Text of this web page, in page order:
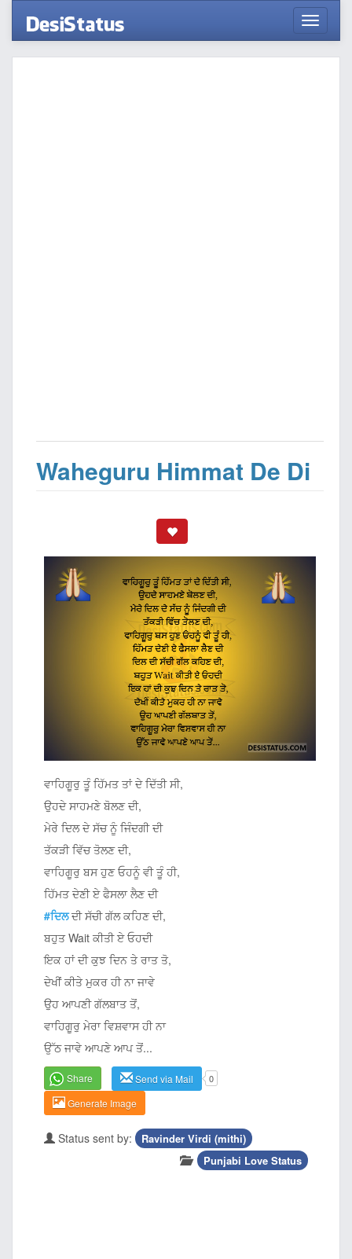
Waheguru Himmat De Di
ਵਾਹਿਗੂਰੁ ਤੂੰ ਹਿੱਮਤ ਤਾਂ ਦੇ ਦਿੱਤੀ ਸੀ,
ਉਹਦੇ ਸਾਹਮਣੇ ਬੋਲਣ ਦੀ,
ਮੇਰੇ ਦਿਲ ਦੇ ਸੱਚ ਨੂੰ ਜਿੰਦਗੀ ਦੀ
ਤੱਕੜੀ ਵਿੱਚ ਤੋਲਣ ਦੀ,
ਵਾਹਿਗੂਰੁ ਬਸ ਹੁਣ ਓਹਨੂੰ ਵੀ ਤੂੰ ਹੀ,
ਹਿੱਮਤ ਦੇਣੀ ਏ ਫੈਸਲਾ ਲੈਣ ਦੀ
#ਦਿਲਦੀ ਸੱਚੀ ਗੱਲ ਕਹਿਣ ਦੀ,
ਬਹੁਤ Wait ਕੀਤੀ ਏ ਓਹਦੀ
ਇਕ ਹਾਂ ਦੀ ਕੁਝ ਦਿਨ ਤੇ ਰਾਤ ਤੋ,
ਦੇਖੀਂ ਕੀਤੇ ਮੁਕਰ ਹੀ ਨਾ ਜਾਵੇ
ਉਹ ਆਪਣੀ ਗੱਲਬਾਤ ਤੋਂ,
ਵਾਹਿਗੂਰੁ ਮੇਰਾ ਵਿਸ਼ਵਾਸ ਹੀ ਨਾ
ਉੱਠ ਜਾਵੇ ਆਪਣੇ ਆਪ ਤੋਂ...
Share Send via Mail 0
Generate Image
Status sent by:
Ravinder Virdi (mithi)
Punjabi Love Status